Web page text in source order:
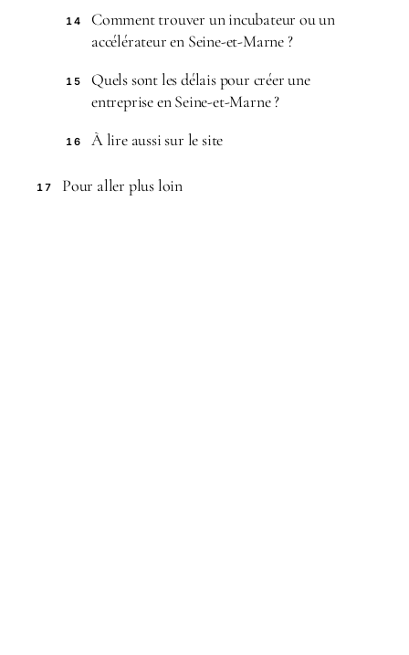
14
Comment trouver un incubateur ou un
accélérateur en Seine-et-Marne ?
15
Quels sont les délais pour créer une
entreprise en Seine-et-Marne ?
16 À lire aussi sur le site
17 Pour aller plus loin